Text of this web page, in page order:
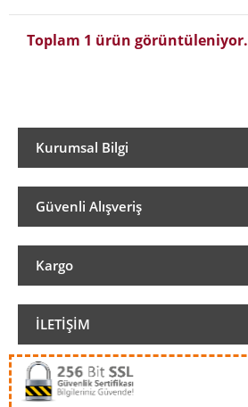
Toplam 1 ürün görüntüleniyor.
Kurumsal Bilgi
Güvenli Alışveriş
Kargo
İLETIŞIM